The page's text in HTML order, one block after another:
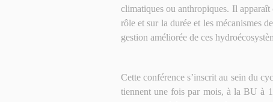
climatiques ou anthropiques. Il apparaît
rôle et sur la durée et les mécanismes
gestion améliorée de ces
Cette conférence s’inscrit au sein du
tiennent une fois par mois, à la BU à